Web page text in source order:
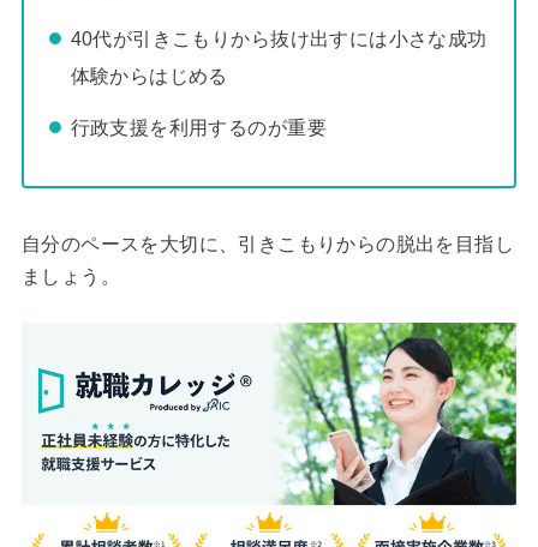
40代が引きこもりから抜け出すには小さな成功
体験からはじめる
行政支援を利用するのが重要
自分のペースを大切に、引きこもりからの脱出を目指し
ましょう。